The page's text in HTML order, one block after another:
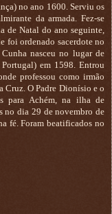
no ano 1600. Serviu os
da armada. Fez-se
de Natal do ano seguinte,
foi ordenado sacerdote no
nasceu no lugar de
em 1598. Entrou
professou como irmão
Cruz. O Padre Dionísio e o
para Achém, na ilha de
no dia 29 de novembro de
fé. Foram beatificados no